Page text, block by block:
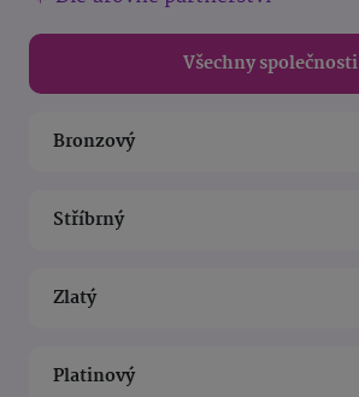
Všechny společnosti
Bronzový
Stříbrný
Zlatý
Platinový